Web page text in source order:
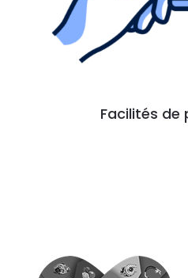
Facilités de